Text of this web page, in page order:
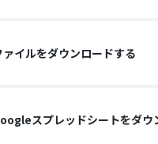
ァイルをダウンロードする
スプレッドシートをダウ